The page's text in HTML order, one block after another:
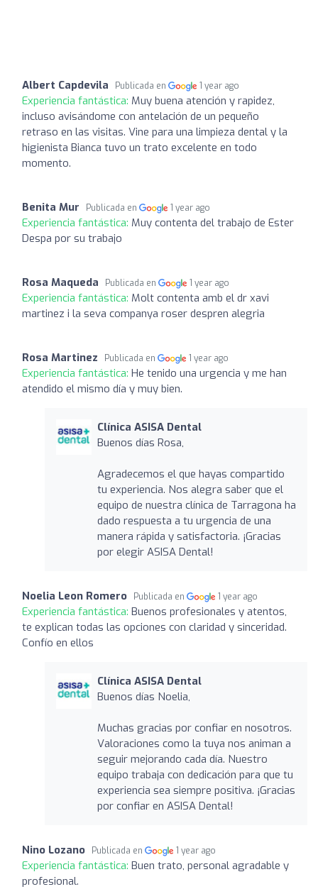
Albert Capdevila Publicada en 1 year ago
Experiencia fantástica: Muy buena atención y rapidez,
incluso avisándome con antelación de un pequeño
retraso en las visitas. Vine para una limpieza dental y la
higienista Bianca tuvo un trato excelente en todo
momento.
Benita Mur Publicada en 1 year ago
Experiencia fantástica: Muy contenta del trabajo de Ester
Despa por su trabajo
Rosa Maqueda Publicada en 1 year ago
Experiencia fantástica: Molt contenta amb el dr xavi
martinez i la seva companya roser despren alegria
Rosa Martinez Publicada en 1 year ago
Experiencia fantástica: He tenido una urgencia y me han
atendido el mismo día y muy bien.
Clínica ASISA Dental
Buenos días Rosa,
Agradecemos el que hayas compartido
tu experiencia. Nos alegra saber que el
equipo de nuestra clínica de Tarragona ha
dado respuesta a tu urgencia de una
manera rápida y satisfactoria. ¡Gracias
por elegir ASISA Dental!
Noelia Leon Romero Publicada en 1 year ago
Experiencia fantástica: Buenos profesionales y atentos,
te explican todas las opciones con claridad y sinceridad.
Confío en ellos
Clínica ASISA Dental
Buenos días Noelia,
Muchas gracias por confiar en nosotros.
Valoraciones como la tuya nos animan a
seguir mejorando cada día. Nuestro
equipo trabaja con dedicación para que tu
experiencia sea siempre positiva. ¡Gracias
por confiar en ASISA Dental!
Nino Lozano Publicada en 1 year ago
Experiencia fantástica: Buen trato, personal agradable y
profesional.